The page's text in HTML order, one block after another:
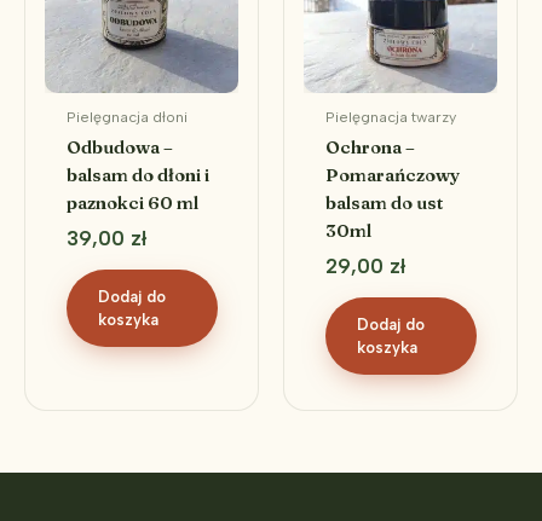
Pielęgnacja dłoni
Odbudowa –
balsam do dłoni i
paznokci 60 ml
39,00 zł
Dodaj do
koszyka
Pielęgnacja twarzy
Ochrona –
Pomarańczowy
balsam do ust
30ml
29,00 zł
Dodaj do
koszyka